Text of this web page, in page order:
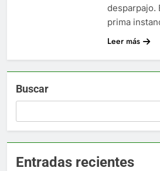
desparpajo.
prima
Leer más
Buscar
Entradas recientes